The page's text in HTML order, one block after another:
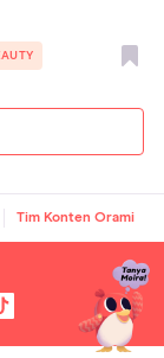
Tim Konten Orami